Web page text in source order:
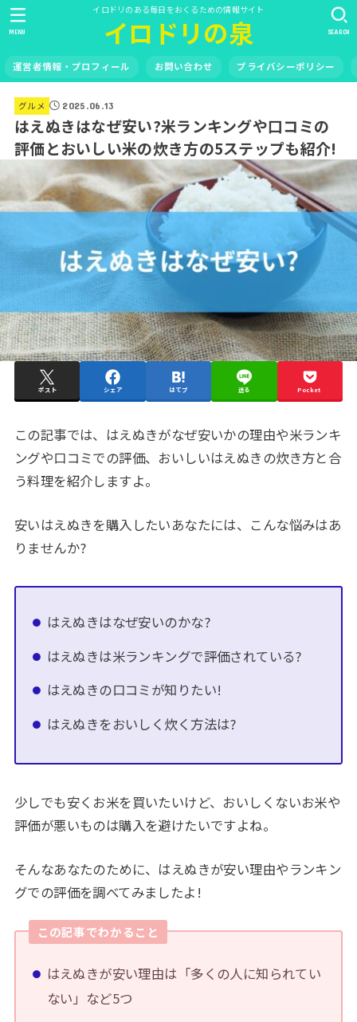
イロドリのある毎日をおくるための情報サイト
イロドリの泉
運営者情報・プロフィール お問い合わせ プライバシーポリシー
SEARCH
MENU
グルメ 2025.06.13
はえぬきはなぜ安い?米ランキングや口コミの
評価とおいしい米の炊き方の5ステップも紹介!
ポスト シェア はてブ 送る Pocket
この記事では、はえぬきがなぜ安いかの理由や米ランキ
ングや口コミでの評価、おいしいはえぬきの炊き方と合
う料理を紹介しますよ。
安いはえぬきを購入したいあなたには、こんな悩みはあ
りませんか?
はえぬきはなぜ安いのかな?
はえぬきは米ランキングで評価されている?
はえぬきの口コミが知りたい!
はえぬきをおいしく炊く方法は?
少しでも安くお米を買いたいけど、おいしくないお米や
評価が悪いものは購入を避けたいですよね。
そんなあなたのために、はえぬきが安い理由やランキン
グでの評価を調べてみましたよ!
この記事でわかること
はえぬきが安い理由は「多くの人に知られてい
ない」など5つ